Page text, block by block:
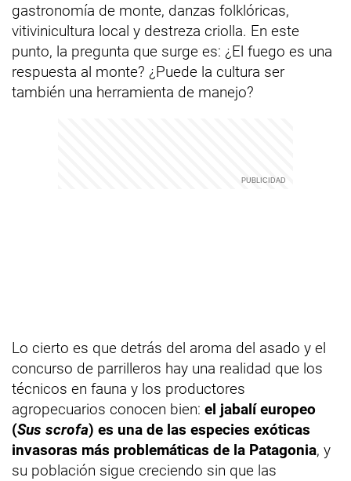
gastronomía de monte, danzas folklóricas,
vitivinicultura local y destreza criolla. En este
punto, la pregunta que surge es: ¿El fuego es una
respuesta al monte? ¿Puede la cultura ser
también una herramienta de manejo?
Lo cierto es que detrás del aroma del asado y el
concurso de parrilleros hay una realidad que los
técnicos en fauna y los productores
agropecuarios conocen bien: el jabalí europeo
(Sus scrofa) es una de las especies exóticas
invasoras más problemáticas de la Patagonia, y
su población sigue creciendo sin que las